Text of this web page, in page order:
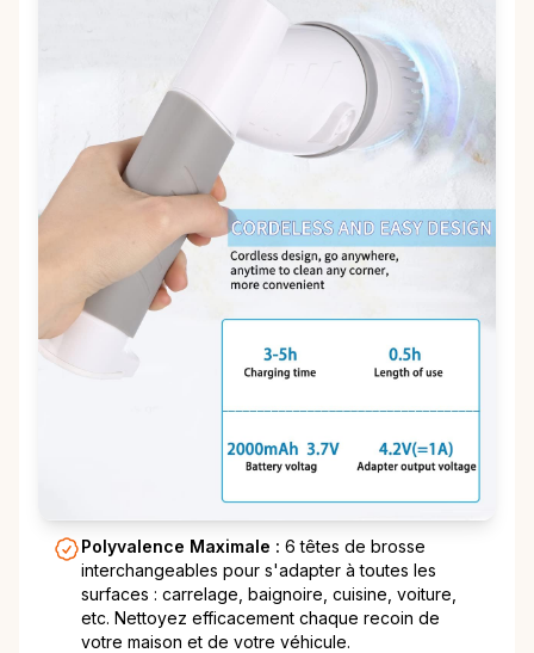
Polyvalence Maximale : 6 têtes de brosse
interchangeables pour s'adapter à toutes les
surfaces : carrelage, baignoire, cuisine, voiture,
etc. Nettoyez efficacement chaque recoin de
votre maison et de votre véhicule.